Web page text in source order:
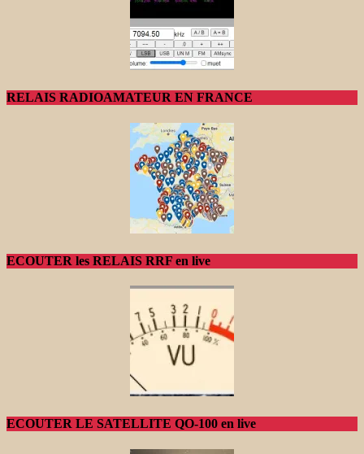
RELAIS RADIOAMATEUR EN FRANCE
ECOUTER les RELAIS RRF en live
ECOUTER LE SATELLITE QO-100 en live